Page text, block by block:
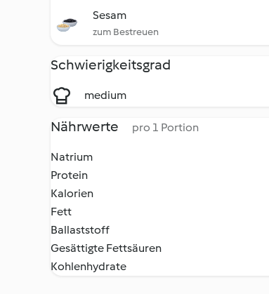
Sesam
zum Bestreuen
Schwierigkeitsgrad
medium
Nährwerte pro 1 Portion
Natrium
Protein
Kalorien
Fett
Ballaststoff
Gesättigte Fettsäuren
Kohlenhydrate